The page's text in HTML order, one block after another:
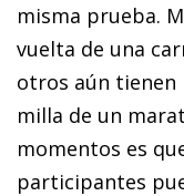
misma prueba.
vuelta de una
otros aún
milla de un
momentos es
participantes